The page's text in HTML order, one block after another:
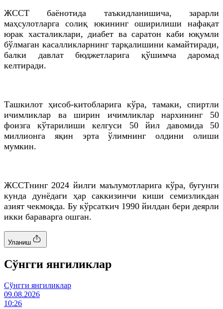
ЖССТ баёнотида таъкидланишича, зарарли
маҳсулотларга солиқ юкининг оширилиши нафақат
юрак хасталиклари, диабет ва саратон каби юқумли
бўлмаган касалликларнинг тарқалишини камайтиради,
балки давлат бюджетларига қўшимча даромад
келтиради.
Ташкилот ҳисоб-китобларига кўра, тамаки, спиртли
ичимликлар ва ширин ичимликлар нархининг 50
фоизга кўтарилиши келгуси 50 йил давомида 50
миллионга яқин эрта ўлимнинг олдини олиши
мумкин.
ЖССТнинг 2024 йилги маълумотларига кўра, бугунги
кунда дунёдаги ҳар саккизинчи киши семизликдан
азият чекмоқда. Бу кўрсаткич 1990 йилдан бери деярли
икки бараварга ошган.
Уланиш
Cўнгги янгиликлар
Cўнгги янгиликлар
09.08.2026
10:26